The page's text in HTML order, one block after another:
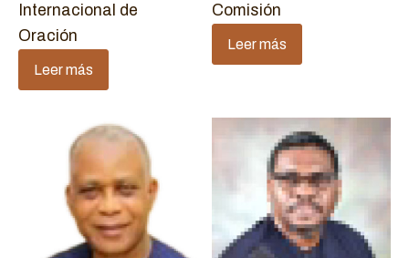
Internacional de
Oración
Leer más
Comisión
Leer más